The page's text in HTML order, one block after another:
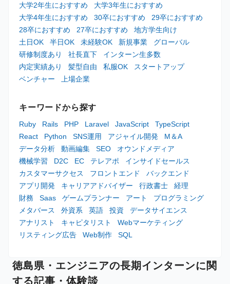
大学2年生におすすめ
大学3年生におすすめ
大学4年生におすすめ
30卒におすすめ
29卒におすすめ
28卒におすすめ
27卒におすすめ
地方学生向け
土日OK
半日OK 未経験OK 新規事業
グローバル
研修制度あり
社長直下
インターン生多数
内定実績あり
髪型自由 私服OK
スタートアップ
ベンチャー
上場企業
キーワードから探す
Ruby Rails PHP Laravel JavaScript
TypeScript
React
Python SNS運用 アジャイル開発
M＆A
データ分析
動画編集 SEO
オウンドメディア
機械学習
D2C EC テレアポ
インサイドセールス
カスタマーサクセス
フロントエンド
バックエンド
アプリ開発
キャリアアドバイザー 行政書士
経理
財務
Saas ゲームプランナー アート
プログラミング
メタバース
外資系 英語 投資
データサイエンス
アナリスト
キャピタリスト
Webマーケティング
リスティング広告
Web制作 SQL
徳島県・エンジニアの長期インターンに関
する記事・体験談